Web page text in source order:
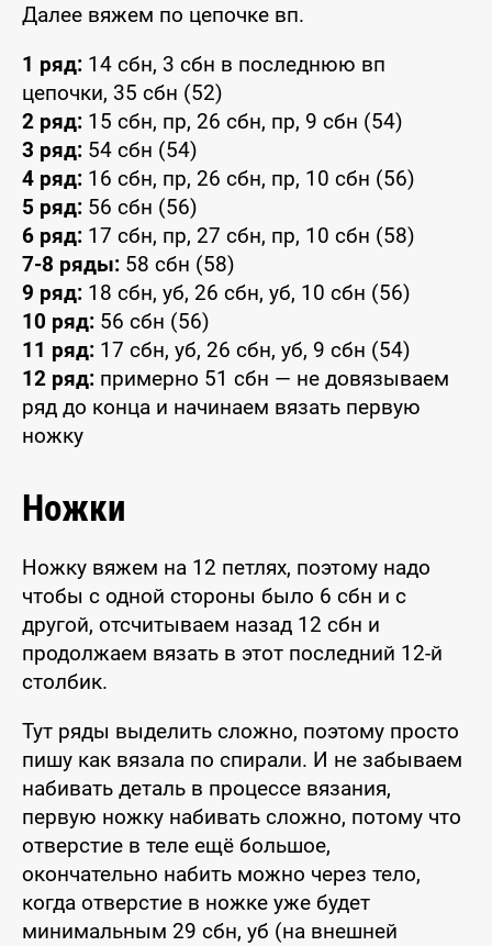
Далее вяжем по цепочке вп.
1 ряд: 14 сбн, 3 сбн в последнюю вп
цепочки, 35 сбн (52)
2 ряд: 15 сбн, пр, 26 сбн, пр, 9 сбн (54)
3 ряд: 54 сбн (54)
4 ряд: 16 сбн, пр, 26 сбн, пр, 10 сбн (56)
5 ряд: 56 сбн (56)
6 ряд: 17 сбн, пр, 27 сбн, пр, 10 сбн (58)
7-8 ряды: 58 сбн (58)
9 ряд: 18 сбн, уб, 26 сбн, уб, 10 сбн (56)
10 ряд: 56 сбн (56)
11 ряд: 17 сбн, уб, 26 сбн, уб, 9 сбн (54)
12 ряд: примерно 51 сбн — не довязываем
ряд до конца и начинаем вязать первую
ножку
Ножки
Ножку вяжем на 12 петлях, поэтому надо
чтобы с одной стороны было 6 сбн и с
другой, отсчитываем назад 12 сбн и
продолжаем вязать в этот последний 12-й
столбик.
Тут ряды выделить сложно, поэтому просто
пишу как вязала по спирали. И не забываем
набивать деталь в процессе вязания,
первую ножку набивать сложно, потому что
отверстие в теле ещё большое,
окончательно набить можно через тело,
когда отверстие в ножке уже будет
минимальным 29 сбн, уб (на внешней